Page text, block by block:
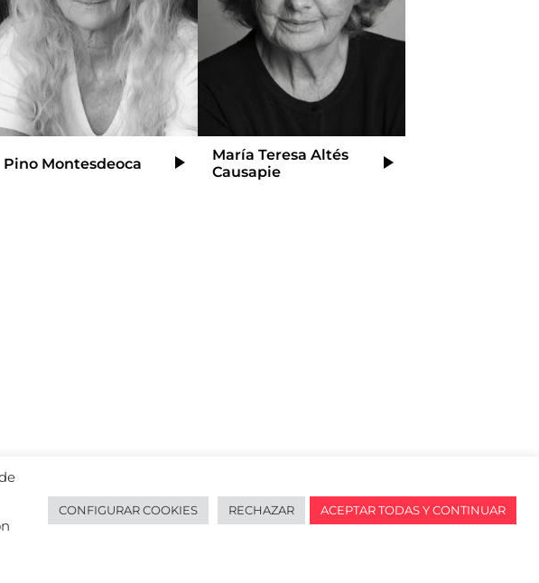
Pino Montesdeoca Video
María Teresa Altés
Causapie
Video
CONFIGURAR COOKIES RECHAZAR ACEPTAR TODAS Y CONTINUAR